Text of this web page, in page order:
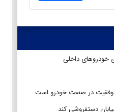
خودروهای داخلی
در صنعت خودرو است
دستفروشی کند